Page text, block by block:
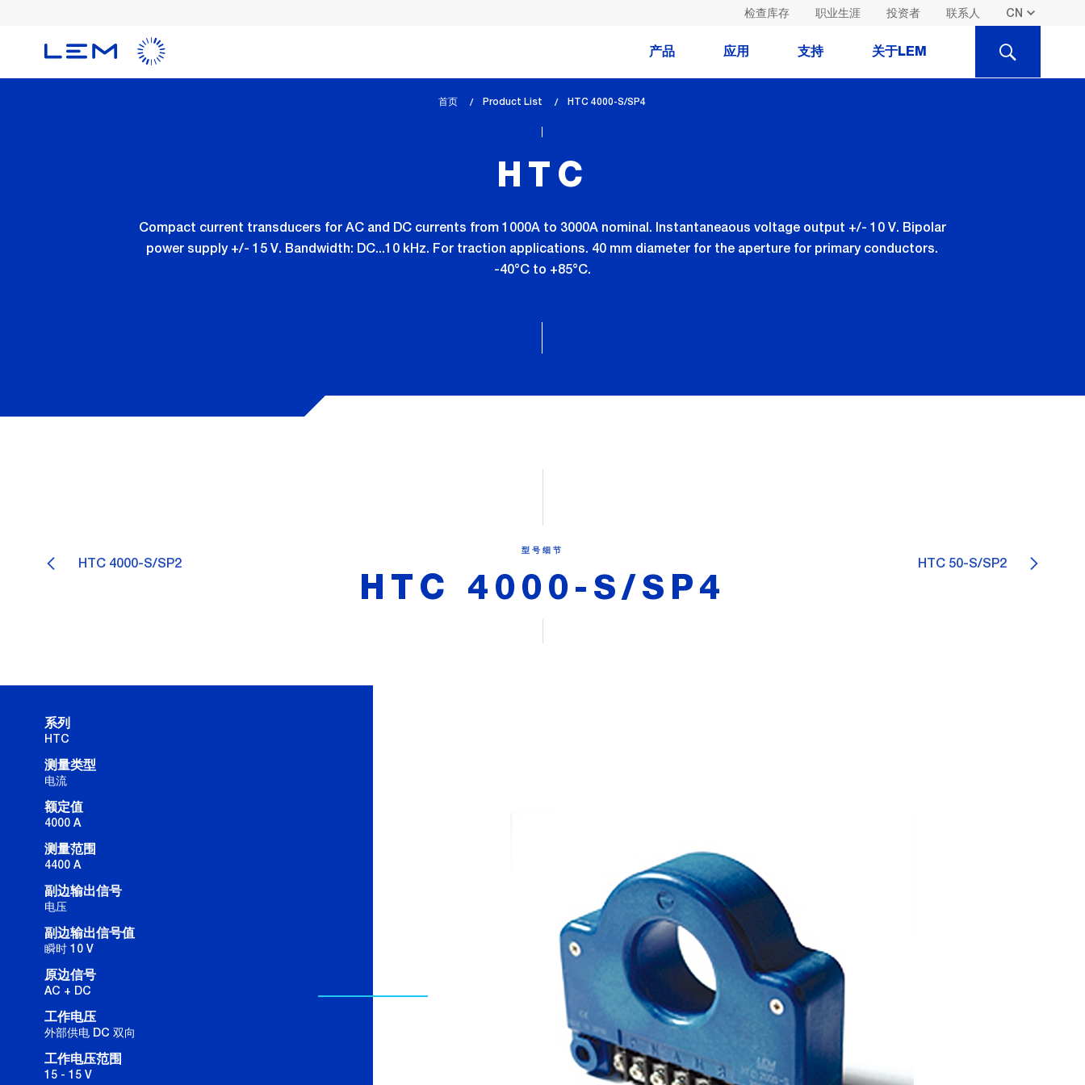
检查库存 职业生涯 投资者 联系人
产品 应用 支持 关于LEM SEARCH
首页 Product List
lem_current_page
HTC 4000-S/SP4
HTC
Compact current transducers for AC and DC currents from 1000A to 3000A nominal. Instantaneaous voltage output +/- 10 V. Bipolar
power supply +/- 15 V. Bandwidth: DC...10 kHz. For traction applications. 40 mm diameter for the aperture for primary conductors.
-40°C to +85°C.
HTC 4000-S/SP2 HTC 50-S/SP2
型号细节
HTC 4000-S/SP4
系列
HTC
测量类型
电流
额定值
4000 A
测量范围
4400 A
副边输出信号
电压
副边输出信号值
瞬时 10 V
原边信号
AC + DC
工作电压
外部供电 DC 双向
工作电压范围
15 - 15 V